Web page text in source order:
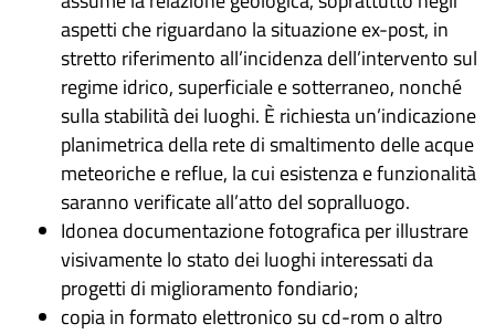
aspetti che riguardano la situazione ex-post, in
stretto riferimento all’incidenza dell’intervento sul
regime idrico, superficiale e sotterraneo, nonché
sulla stabilità dei luoghi. È richiesta un’indicazione
planimetrica della rete di smaltimento delle acque
meteoriche e reflue, la cui esistenza e funzionalità
saranno verificate all’atto del sopralluogo.
Idonea documentazione fotografica per illustrare
visivamente lo stato dei luoghi interessati da
progetti di miglioramento fondiario;
copia in formato elettronico su cd-rom o altro